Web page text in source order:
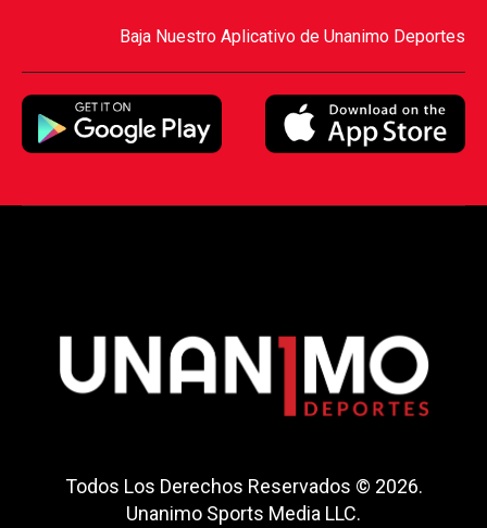
Baja Nuestro Aplicativo de Unanimo Deportes
Todos Los Derechos Reservados © 2026.
Unanimo Sports Media LLC.